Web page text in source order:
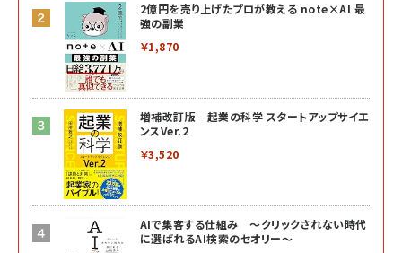
2億円を売り上げたプロが教える note×AI 最
強の副業
￥1,870
増補改訂版 起業の科学 スタートアップサイエ
ンスVer.2
￥3,520
AIで集客する仕組み ～クリックされない時代
に選ばれるAI検索のセオリー～